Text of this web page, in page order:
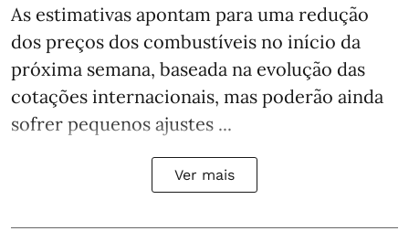
As estimativas apontam para uma redução
dos preços dos combustíveis no início da
próxima semana, baseada na evolução das
cotações internacionais, mas poderão ainda
sofrer pequenos ajustes ...
Ver mais